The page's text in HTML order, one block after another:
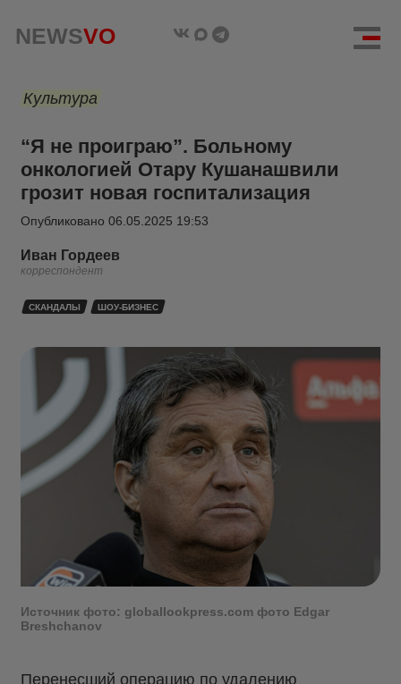
NEWSVO
Культура
“Я не проиграю”. Больному
онкологией Отару Кушанашвили
грозит новая госпитализация
Опубликовано 06.05.2025 19:53
Иван Гордеев
корреспондент
СКАНДАЛЫ ШОУ-БИЗНЕС
Источник фото: globallookpress.com фото Edgar
Breshchanov
Перенесший операцию по удалению